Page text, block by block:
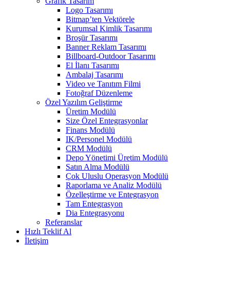
Logo Tasarımı
Bitmap’ten Vektörele
Kurumsal Kimlik Tasarımı
Broşür Tasarımı
Banner Reklam Tasarımı
Billboard-Outdoor Tasarımı
El İlanı Tasarımı
Ambalaj Tasarımı
Video ve Tanıtım Filmi
Fotoğraf Düzenleme
Özel Yazılım Geliştirme
Üretim Modülü
Size Özel Entegrasyonlar
Finans Modülü
IK/Personel Modülü
CRM Modülü
Depo Yönetimi Üretim Modülü
Satın Alma Modülü
Çok Uluslu Operasyon Modülü
Raporlama ve Analiz Modülü
Özelleştirme ve Entegrasyon
Tam Entegrasyon
Dia Entegrasyonu
Referanslar
Hızlı Teklif Al
İletişim